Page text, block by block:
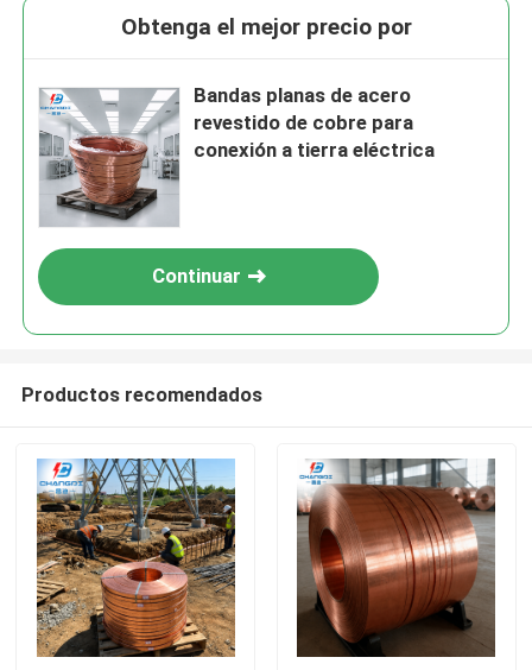
Inicio
Obtenga el mejor precio por
Bandas planas de acero
revestido de cobre para
conexión a tierra eléctrica
Continuar
Productos recomendados